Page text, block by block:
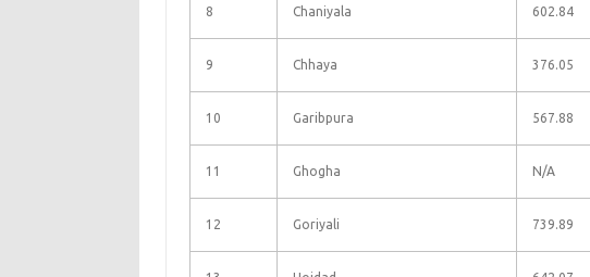
8 Chaniyala 602.84
9 Chhaya 376.05
10 Garibpura 567.88
11 Ghogha N/A
12 Goriyali 739.89